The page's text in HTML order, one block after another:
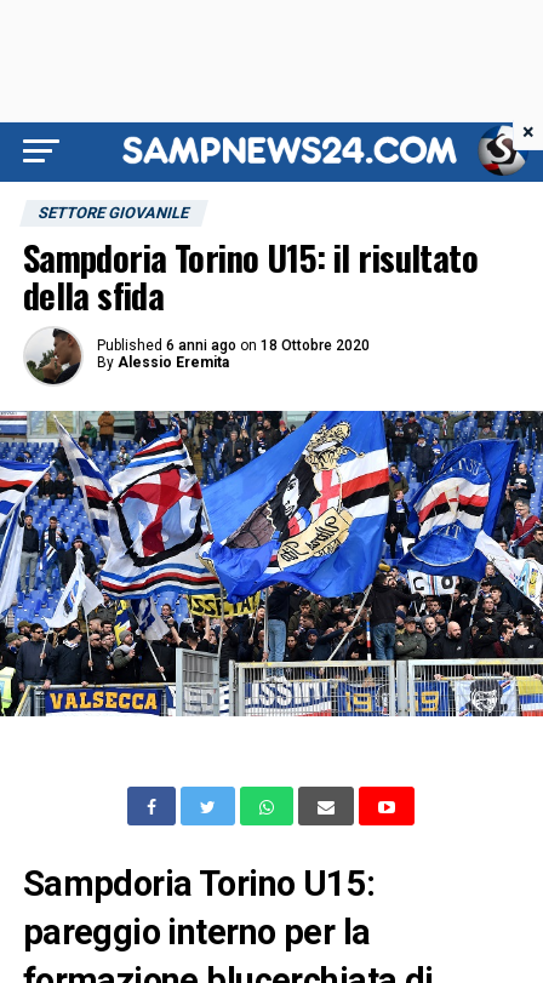
SETTORE GIOVANILE
Sampdoria Torino U15: il risultato
della sfida
Published 6 anni ago on 18 Ottobre 2020
By Alessio Eremita
Sampdoria Torino U15:
pareggio interno per la
×